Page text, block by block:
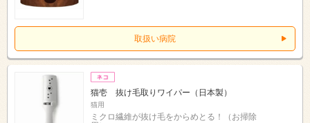
取扱い病院
猫壱 抜け毛取りワイパー（日本製）
猫用
ミクロ繊維が抜け毛をからめとる！（お掃除